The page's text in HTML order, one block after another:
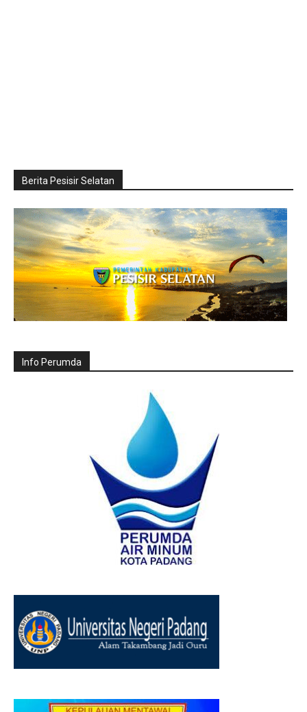
Berita Pesisir Selatan
Info Perumda